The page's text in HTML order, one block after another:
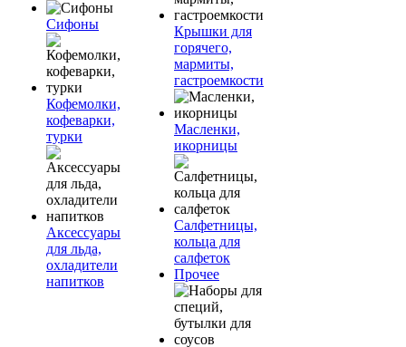
Сифоны
Кофемолки,
кофеварки,
турки
Аксессуары
для льда,
охладители
напитков
Крышки для
горячего,
мармиты,
гастроемкости
Масленки,
икорницы
Салфетницы,
кольца для
салфеток
Прочее